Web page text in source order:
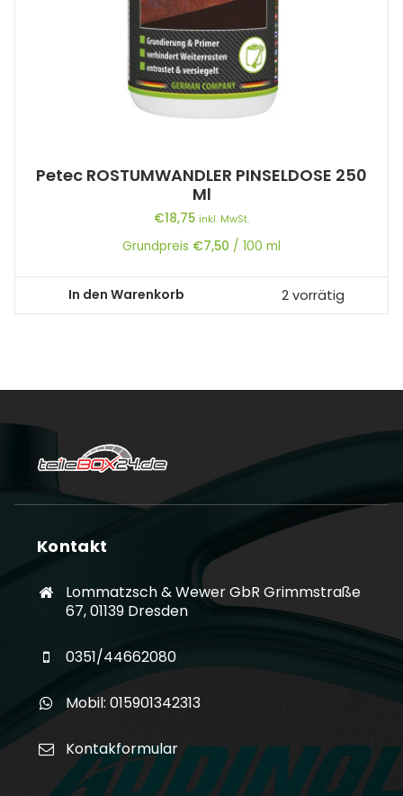
Petec ROSTUMWANDLER PINSELDOSE 250
Ml
€18,75 inkl. MwSt.
Grundpreis €7,50 / 100 ml
In den Warenkorb 2 vorrätig
Kontakt
Lommatzsch & Wewer GbR Grimmstraße
67, 01139 Dresden
0351/44662080
Mobil: 015901342313
Kontakformular